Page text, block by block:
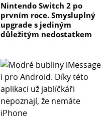
Nintendo Switch 2 po
prvním roce. Smysluplný
upgrade s jediným
důležitým nedostatkem